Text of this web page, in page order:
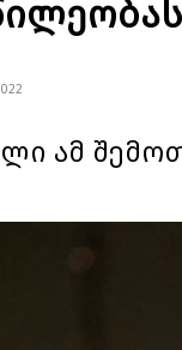
ამ